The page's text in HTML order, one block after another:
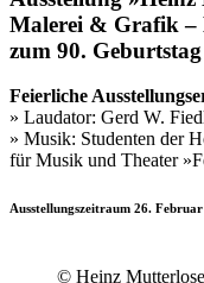
Malerei & Grafik –
zum 90. Geburtstag
Feierliche
» Laudator: Gerd W.
» Musik: Studenten der
für Musik und Theater
Ausstellungszeitraum 26.
© Heinz